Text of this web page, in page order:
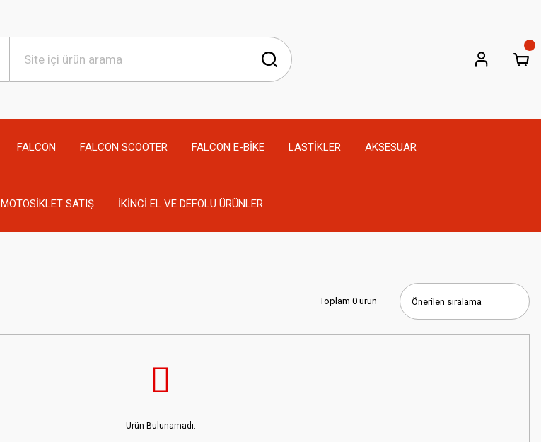
FALCON FALCON SCOOTER FALCON E-BİKE LASTİKLER AKSESUAR
MOTOSİKLET SATIŞ İKİNCİ EL VE DEFOLU ÜRÜNLER
Toplam 0 ürün
Ürün Bulunamadı.